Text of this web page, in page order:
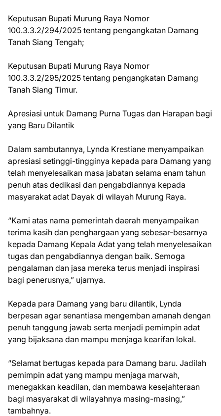
Keputusan Bupati Murung Raya Nomor
100.3.3.2/294/2025 tentang pengangkatan Damang
Tanah Siang Tengah;
Keputusan Bupati Murung Raya Nomor
100.3.3.2/295/2025 tentang pengangkatan Damang
Tanah Siang Timur.
Apresiasi untuk Damang Purna Tugas dan Harapan bagi
yang Baru Dilantik
Dalam sambutannya, Lynda Krestiane menyampaikan
apresiasi setinggi-tingginya kepada para Damang yang
telah menyelesaikan masa jabatan selama enam tahun
penuh atas dedikasi dan pengabdiannya kepada
masyarakat adat Dayak di wilayah Murung Raya.
“Kami atas nama pemerintah daerah menyampaikan
terima kasih dan penghargaan yang sebesar-besarnya
kepada Damang Kepala Adat yang telah menyelesaikan
tugas dan pengabdiannya dengan baik. Semoga
pengalaman dan jasa mereka terus menjadi inspirasi
bagi penerusnya,” ujarnya.
Kepada para Damang yang baru dilantik, Lynda
berpesan agar senantiasa mengemban amanah dengan
penuh tanggung jawab serta menjadi pemimpin adat
yang bijaksana dan mampu menjaga kearifan lokal.
“Selamat bertugas kepada para Damang baru. Jadilah
pemimpin adat yang mampu menjaga marwah,
menegakkan keadilan, dan membawa kesejahteraan
bagi masyarakat di wilayahnya masing-masing,”
tambahnya.